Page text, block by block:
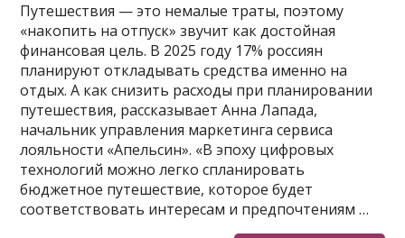
Путешествия — это немалые траты, поэтому
«накопить на отпуск» звучит как достойная
финансовая цель. В 2025 году 17% россиян
планируют откладывать средства именно на
отдых. А как снизить расходы при планировании
путешествия, рассказывает Анна Лапада,
начальник управления маркетинга сервиса
лояльности «Апельсин». «В эпоху цифровых
технологий можно легко спланировать
бюджетное путешествие, которое будет
соответствовать интересам и предпочтениям …